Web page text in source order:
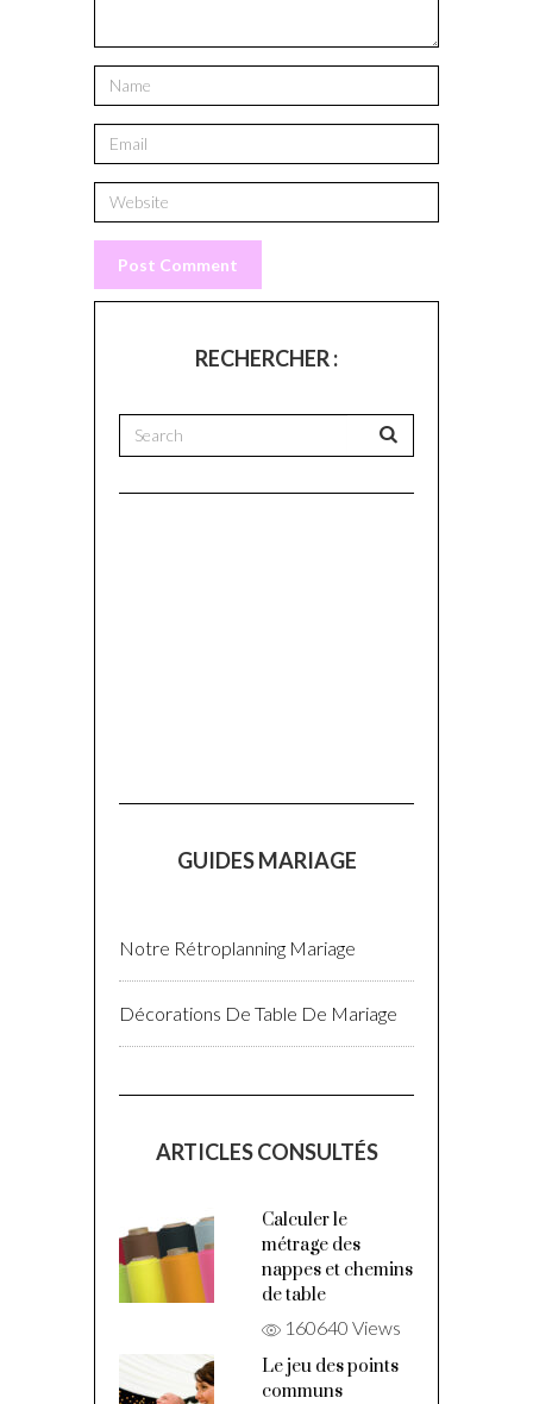
RECHERCHER :
GUIDES MARIAGE
Notre Rétroplanning Mariage
Décorations De Table De Mariage
ARTICLES CONSULTÉS
Calculer le
métrage des
nappes et chemins
de table
160640 Views
Le jeu des points
communs